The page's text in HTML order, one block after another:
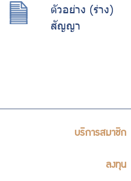
ตัวอย่าง (ร่าง)
สัญญา
บริการสมาชิก
ลงทุน